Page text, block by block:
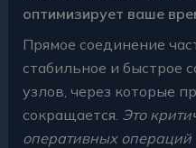
оптимизирует ваше
Прямое соединение
стабильное и быстрое
узлов, через которые
сокращается. Это
оперативных